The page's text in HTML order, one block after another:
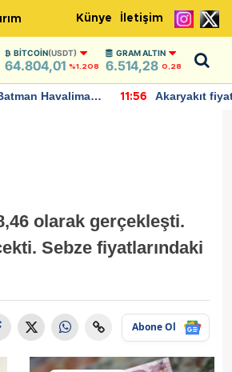
Künye İletişim
BITCOIN(USDT)
64.804,01 %1.208
GRAM ALTIN
6.514,28 0,28
Havalimanı
11:56
Akaryakıt
olarak gerçekleşti.
Sebze fiyatlarındaki
Abone Ol